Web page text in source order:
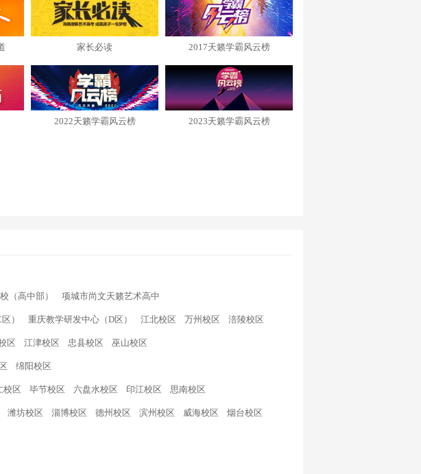
家长必读 2017天籁学霸风云榜
2022天籁学霸风云榜 2023天籁学霸风云榜
（高中部） 项城市尚文天籁艺术高中
） 重庆教学研发中心（D区） 江北校区 万州校区 涪陵校区
区 江津校区 忠县校区 巫山校区
绵阳校区
校区 毕节校区 六盘水校区 印江校区 思南校区
潍坊校区 淄博校区 德州校区 滨州校区 威海校区 烟台校区